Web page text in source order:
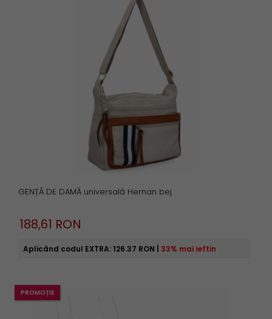
GENȚĂ DE DAMĂ universală Hernan bej
188,61 RON
Aplicând codul EXTRA: 126.37 RON 33% mai ieftin
PROMOȚIE